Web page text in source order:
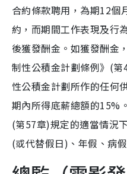
合約條款聘用，為期12個
約，而期間工作表現及行
後獲發酬金。如獲發酬金
制性公積金計劃條例》(
性公積金計劃所作的任何
期內所得底薪總額的15%
(第57章)規定的適當情況
(或代替假日)、年假、病